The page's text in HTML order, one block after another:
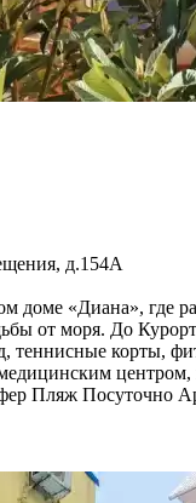
д.154А
доме «Диана», где
от моря. До
теннисные корты,
Пляж Посуточно